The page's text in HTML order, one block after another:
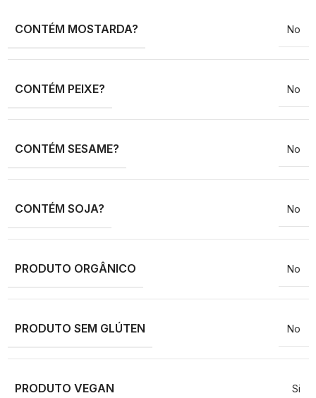
CONTÉM MOSTARDA? No
CONTÉM PEIXE? No
CONTÉM SESAME? No
CONTÉM SOJA? No
PRODUTO ORGÂNICO No
PRODUTO SEM GLÚTEN No
PRODUTO VEGAN Si